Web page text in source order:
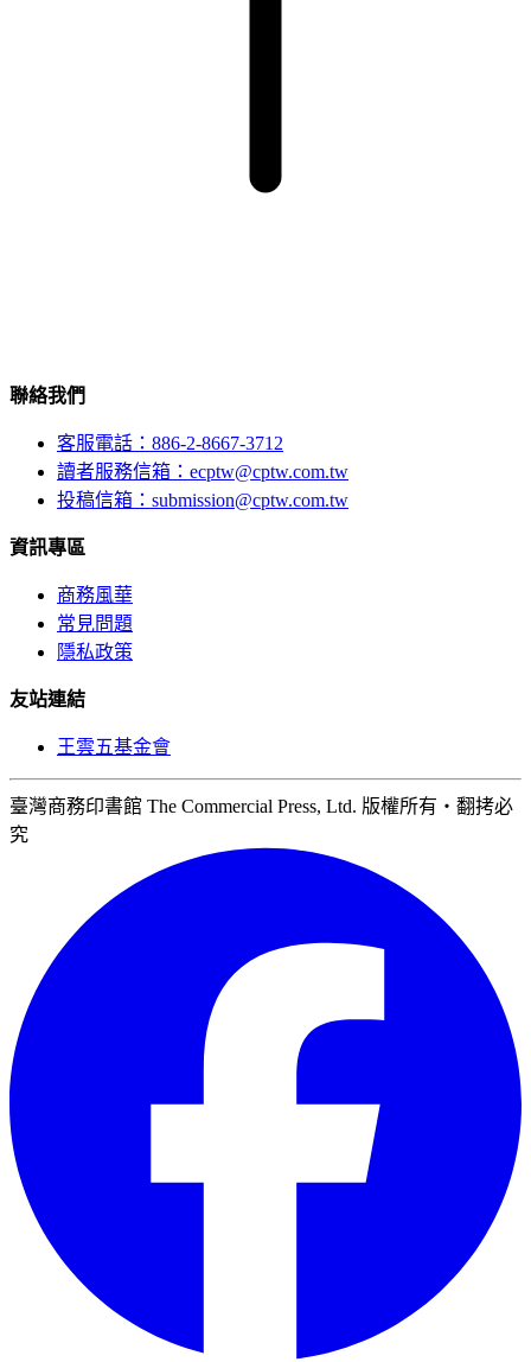
聯絡我們
客服電話：886-2-8667-3712
讀者服務信箱：ecptw@cptw.com.tw
投稿信箱： submission@cptw.com.tw
資訊專區
商務風華
常見問題
隱私政策
友站連結
王雲五基金會
臺灣商務印書館 The Commercial Press, Ltd. 版權所有‧翻拷必
究